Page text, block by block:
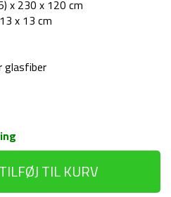
x 230 x 120 cm
x 13 cm
glasfiber
TILFØJ TIL KURV